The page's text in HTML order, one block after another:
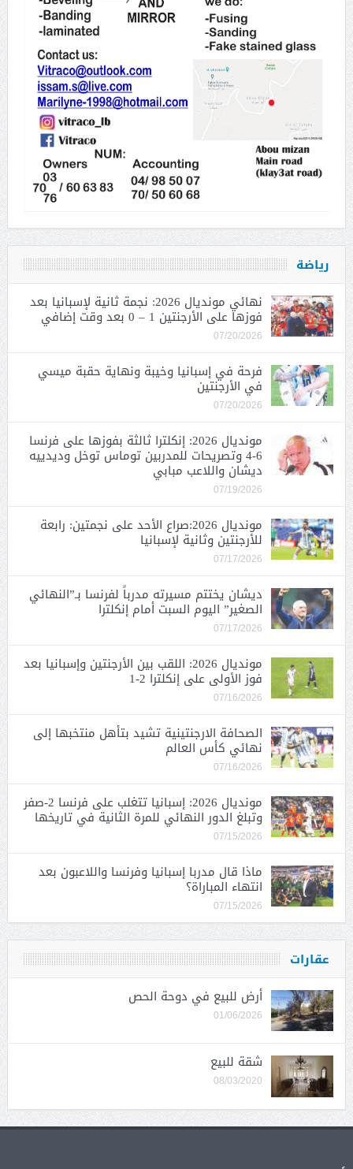
رياضة
نهائي مونديال 2026: نجمة ثانية لإسبانيا بعد
فوزها على الأرجنتين 1 – 0 بعد وقت إضافي
07/20/2026
فرحة في إسبانيا وخيبة ونهاية حقبة ميسي
في الأرجنتين
07/20/2026
مونديال 2026: إنكلترا ثالثة بفوزها على فرنسا
6-4 وتصريحات للمدربين توماس توخل وديدييه
ديشان واللاعب مبابي
07/19/2026
مونديال 2026:صراع الأحد على نجمتين: رابعة
للأرجنتين وثانية لإسبانيا
07/17/2026
ديشان يختتم مسيرته مدرباً لفرنسا بـ”النهائي
الصغير” اليوم السبت أمام إنكلترا
07/17/2026
مونديال 2026: اللقب بين الأرجنتين وإسبانيا بعد
فوز الأولى على إنكلترا 2-1
07/16/2026
الصحافة الارجنتينية تشيد بتأهل منتخبها إلى
نهائي كأس العالم
07/16/2026
مونديال 2026: إسبانيا تتغلب على فرنسا 2-صفر
وتبلغ الدور النهائي للمرة الثانية في تاريخها
07/15/2026
ماذا قال مدربا إسبانيا وفرنسا واللاعبون بعد
انتهاء المباراة؟
07/15/2026
عقارات
أرض للبيع في دوحة الحص
01/06/2026
شقة للبيع
08/03/2020